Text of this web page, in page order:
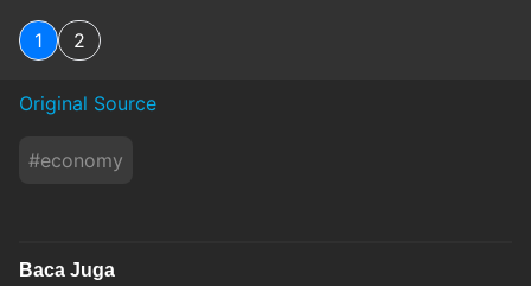
1 2
Original Source
#economy
Baca Juga